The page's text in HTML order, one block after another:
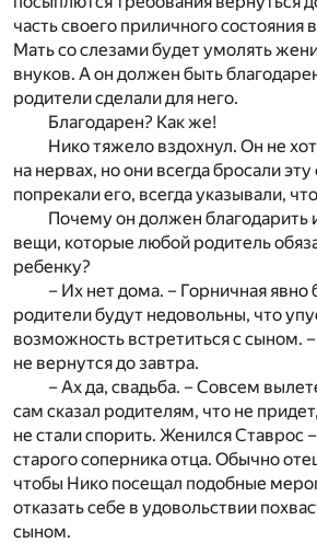
часть своего приличного состояния
Мать со слезами будет умолять
внуков. А он должен быть
родители сделали для него.
Благодарен? Как же!
Нико тяжело вздохнул. Он не
на нервах, но они всегда бросали
попрекали его, всегда указывали,
Почему он должен благодарить
вещи, которые любой родитель
ребенку?
– Их нет дома. – Горничная явно
родители будут недовольны, что
возможность встретиться с сыном.
не вернутся до завтра.
– Ах да, свадьба. – Совсем
сам сказал родителям, что не
не стали спорить. Женился Ставрос
старого соперника отца. Обычно
чтобы Нико посещал подобные
отказать себе в удовольствии
сыном.